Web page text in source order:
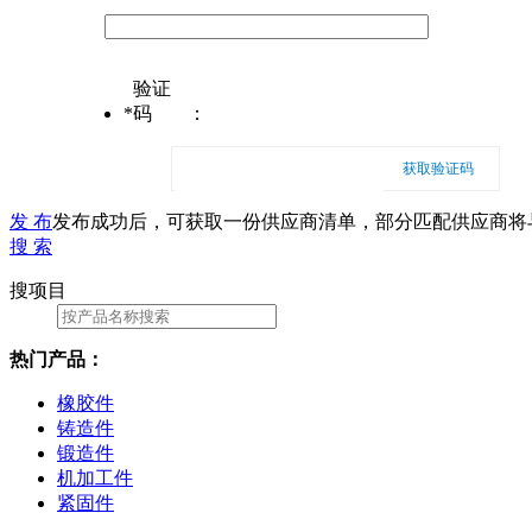
*
验证
码
：
获取验证码
发 布发布成功后，可获取一份供应商清单，部分匹配供应商
搜 索
搜项目
热门产品：
橡胶件
铸造件
锻造件
机加工件
紧固件